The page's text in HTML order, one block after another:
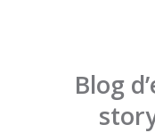
Blog